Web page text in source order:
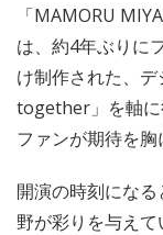
「MAMORU
は、約4年ぶりに
け制作された、
together」を軸に
ファンが期待を胸
開演の時刻にな
野が彩りを与え